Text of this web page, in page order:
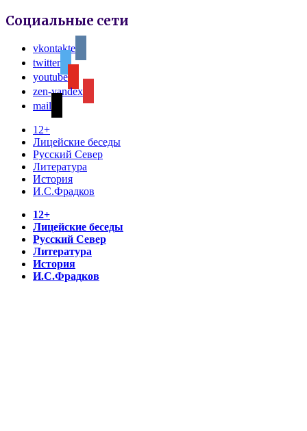
Социальные сети
vkontakte
twitter
youtube
zen-yandex
mail
12+
Лицейские беседы
Русский Север
Литература
История
И.С.Фрадков
12+
Лицейские беседы
Русский Север
Литература
История
И.С.Фрадков